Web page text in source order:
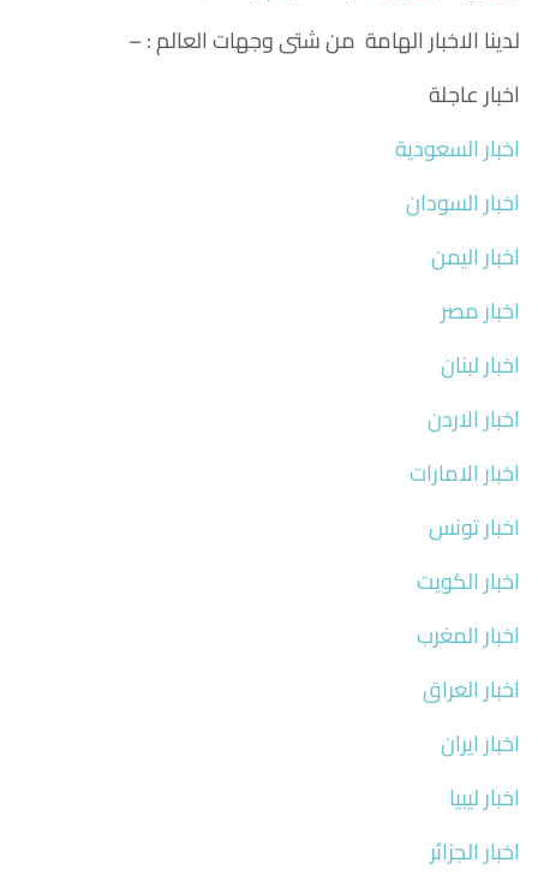
لدينا الاخبار الهامة من شتى وجهات العالم : –
اخبار عاجلة
اخبار السعودية
اخبار السودان
اخبار اليمن
اخبار مصر
اخبار لبنان
اخبار الاردن
اخبار الامارات
اخبار تونس
اخبار الكويت
اخبار المغرب
اخبار العراق
اخبار ايران
اخبار ليبيا
اخبار الجزائر